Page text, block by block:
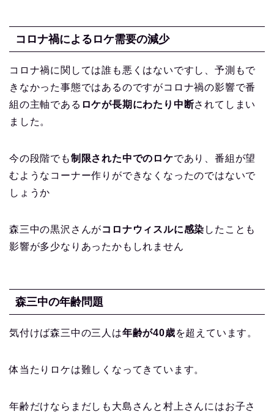
コロナ禍によるロケ需要の減少
コロナ禍に関しては誰も悪くはないですし、予測もで
きなかった事態ではあるのですがコロナ禍の影響で番
組の主軸である ロケが長期にわたり中断されてしまい
ました。
今の段階でも制限された中でのロケであり、番組が望
むようなコーナー作りができなくなったのではないで
しょうか
森三中の黒沢さんがコロナウィスルに感染 したことも
影響が多少なりあったかもしれません
森三中の年齢問題
気付けば森三中の三人は年齢が40歳を超えています。
体当たりロケは難しくなってきています。
年齢だけならまだしも大島さんと村上さんにはお子さ